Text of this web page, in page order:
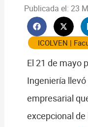
Publicada el: 23
ICOLVEN |
El 21 de mayo
Ingeniería
empresarial
excepcional